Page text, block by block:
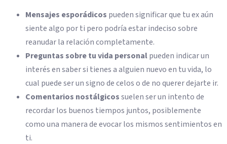
Mensajes esporádicos pueden significar que tu ex aún
siente algo por ti pero podría estar indeciso sobre
reanudar la relación completamente.
Preguntas sobre tu vida personalpueden indicar un
interés en saber si tienes a alguien nuevo en tu vida, lo
cual puede ser un signo de celos o de no querer dejarte ir.
Comentarios nostálgicossuelen ser un intento de
recordar los buenos tiempos juntos, posiblemente
como una manera de evocar los mismos sentimientos en
ti.